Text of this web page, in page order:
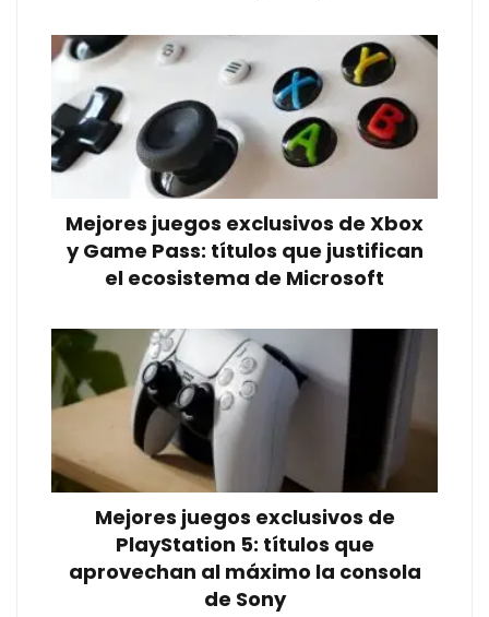
Mejores juegos exclusivos de Xbox
y Game Pass: títulos que justifican
el ecosistema de Microsoft
Mejores juegos exclusivos de
PlayStation 5: títulos que
aprovechan al máximo la consola
de Sony